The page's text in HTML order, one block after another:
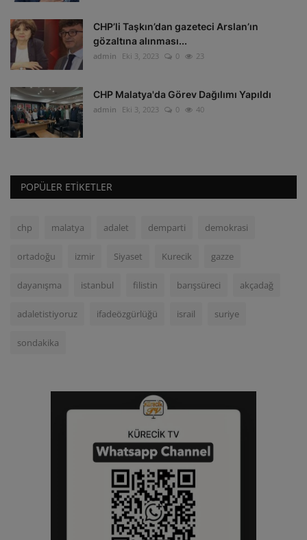
CHP’li Taşkın’dan gazeteci Arslan’ın
gözaltına alınması...
admin Eki 3, 2023 0 23
CHP Malatya'da Görev Dağılımı Yapıldı
admin Eki 3, 2023 0 40
POPÜLER ETIKETLER
chp malatya adalet demparti demokrasi
ortadoğu izmir Siyaset Kurecik gazze
dayanışma istanbul filistin barışsüreci akçadağ
adaletistiyoruz ifadeözgürlüğü israil suriye
sondakika